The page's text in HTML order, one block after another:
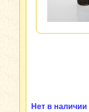
Нет в наличии